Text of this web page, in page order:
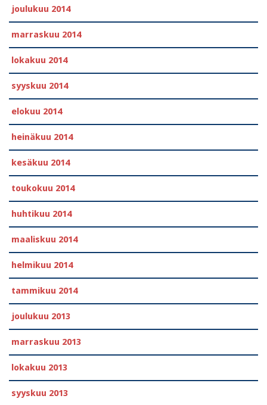
joulukuu 2014
marraskuu 2014
lokakuu 2014
syyskuu 2014
elokuu 2014
heinäkuu 2014
kesäkuu 2014
toukokuu 2014
huhtikuu 2014
maaliskuu 2014
helmikuu 2014
tammikuu 2014
joulukuu 2013
marraskuu 2013
lokakuu 2013
syyskuu 2013